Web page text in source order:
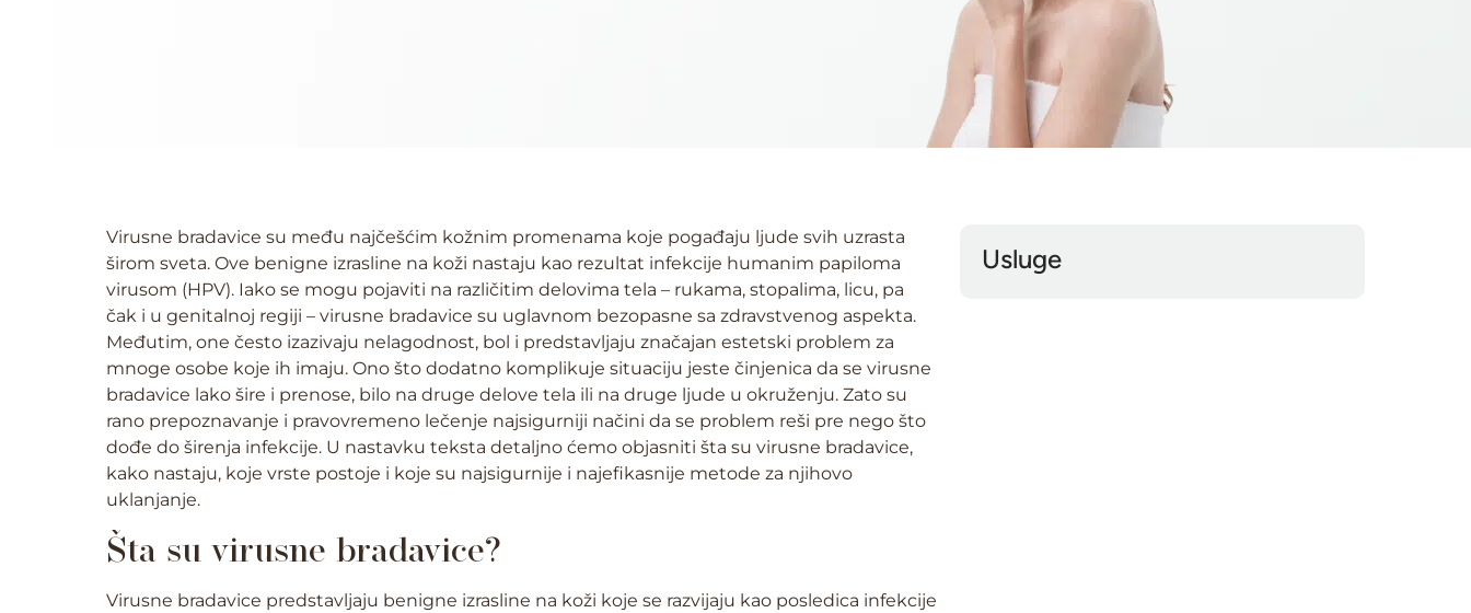
Virusne bradavice su među najčešćim kožnim promenama koje pogađaju ljude svih uzrasta
širom sveta. Ove benigne izrasline na koži nastaju kao rezultat infekcije humanim papiloma
virusom (HPV). Iako se mogu pojaviti na različitim delovima tela – rukama, stopalima, licu, pa
čak i u genitalnoj regiji – virusne bradavice su uglavnom bezopasne sa zdravstvenog aspekta.
Međutim, one često izazivaju nelagodnost, bol i predstavljaju značajan estetski problem za
mnoge osobe koje ih imaju. Ono što dodatno komplikuje situaciju jeste činjenica da se virusne
bradavice lako šire i prenose, bilo na druge delove tela ili na druge ljude u okruženju. Zato su
rano prepoznavanje i pravovremeno lečenje najsigurniji načini da se problem reši pre nego što
dođe do širenja infekcije. U nastavku teksta detaljno ćemo objasniti šta su virusne bradavice,
kako nastaju, koje vrste postoje i koje su najsigurnije i najefikasnije metode za njihovo
uklanjanje.
Šta su virusne bradavice?
Virusne bradavice predstavljaju benigne izrasline na koži koje se razvijaju kao posledica infekcije
Usluge